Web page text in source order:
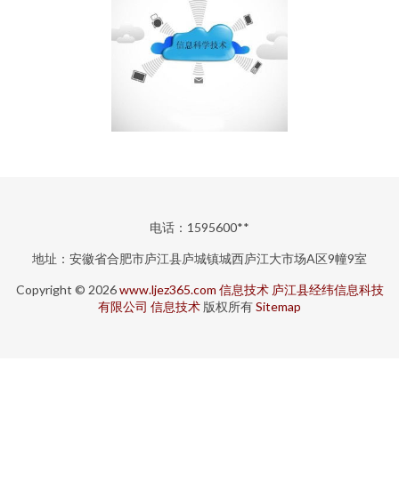
电话：1595600**
地址：安徽省合肥市庐江县庐城镇城西庐江大市场A区9幢9室
Copyright © 2026www.ljez365.com 信息技术 庐江县经纬信息科技
有限公司 信息技术 版权所有Sitemap